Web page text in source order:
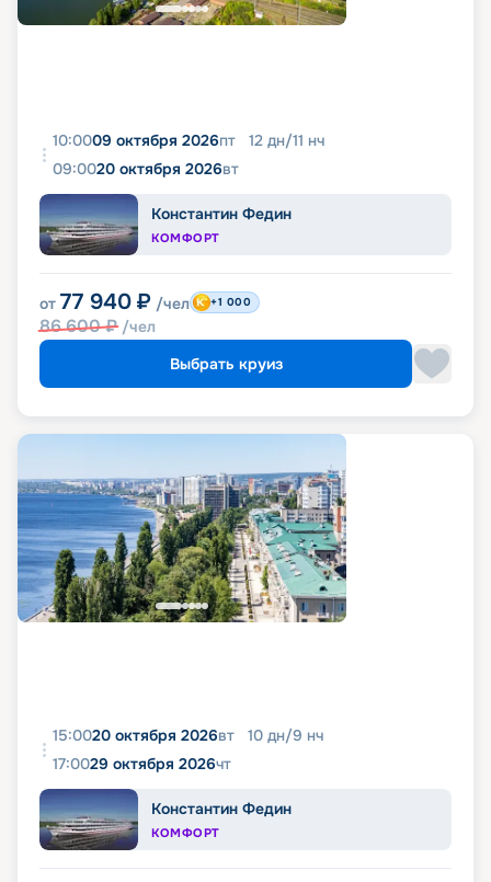
10:0009 октября 2026пт 12 дн/11 нч
09:0020 октября 2026вт
Константин Федин
КОМФОРТ
от 77 940 ₽ /чел
86 600₽ /чел
+1 000
Выбрать круиз
15:0020 октября 2026вт 10 дн/9 нч
17:0029 октября 2026чт
Константин Федин
КОМФОРТ